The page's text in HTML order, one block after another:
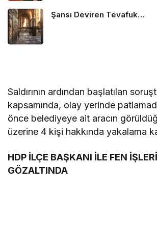
Şansı Deviren Tevafuk…
Saldırının ardından başlatılan
kapsamında, olay yerinde
önce belediyeye ait aracın
üzerine 4 kişi hakkında yakalama
HDP İLÇE BAŞKANI İLE FEN
GÖZALTINDA